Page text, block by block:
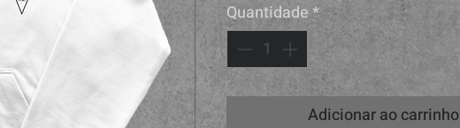
Quantidade*
Adicionar ao carrinho